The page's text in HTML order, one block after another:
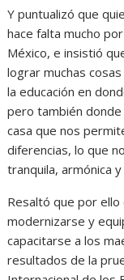
Y puntualizó que
hace falta mucho
México, e insistió
lograr muchas
la educación en
pero también
casa que nos
diferencias, lo que
tranquila, armónica y
Resaltó que por
modernizarse y
capacitarse a los
resultados de la